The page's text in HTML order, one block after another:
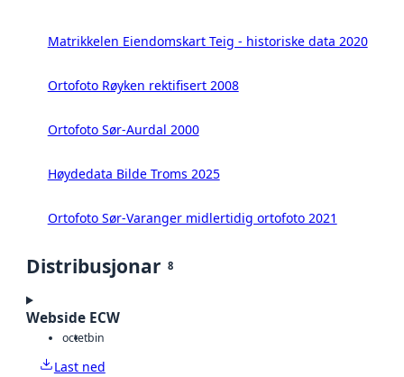
Matrikkelen Eiendomskart Teig - historiske data 2020
Ortofoto Røyken rektifisert 2008
Ortofoto Sør-Aurdal 2000
Høydedata Bilde Troms 2025
Ortofoto Sør-Varanger midlertidig ortofoto 2021
Distribusjonar 8
Webside ECW
octetbin
Last ned